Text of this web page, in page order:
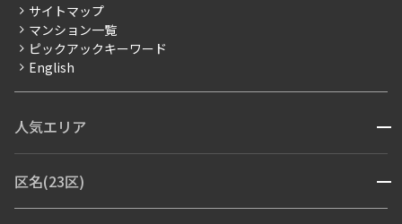
賃料改定
フリーレント
ペット可
ブランドマンション
サイトマップ
マンション一覧
ピックアックキーワード
English
人気エリア 開閉
青山・表参道・原宿
区名(23区) 開閉